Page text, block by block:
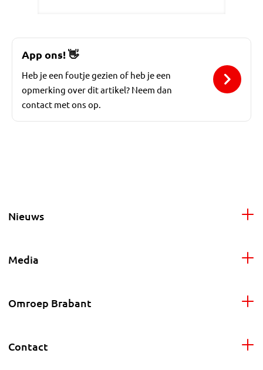
App ons! 👋
Heb je een foutje gezien of heb je een
opmerking over dit artikel? Neem dan
contact met ons op.
Nieuws
Media
Omroep Brabant
Contact